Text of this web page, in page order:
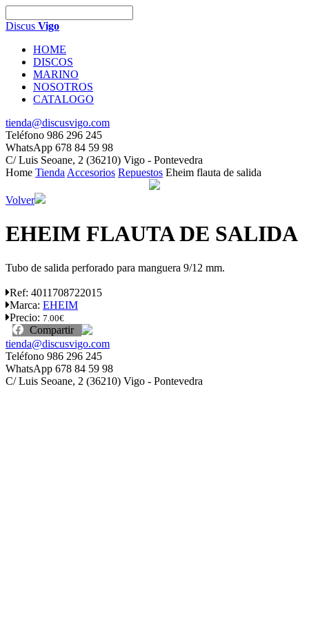
Discus Vigo
HOME
DISCOS
MARINO
NOSOTROS
CATALOGO
tienda@discusvigo.com
Teléfono 986 296 245
WhatsApp 678 84 59 98
C/ Luis Seoane, 2 (36210) Vigo - Pontevedra
Home Tienda Accesorios Repuestos Eheim flauta de salida
Volver
EHEIM FLAUTA DE SALIDA
Tubo de salida perforado para manguera 9/12 mm.
Ref: 4011708722015
Marca: EHEIM
Precio: 7.00€
Compartir
tienda@discusvigo.com
Teléfono 986 296 245
WhatsApp 678 84 59 98
C/ Luis Seoane, 2 (36210) Vigo - Pontevedra